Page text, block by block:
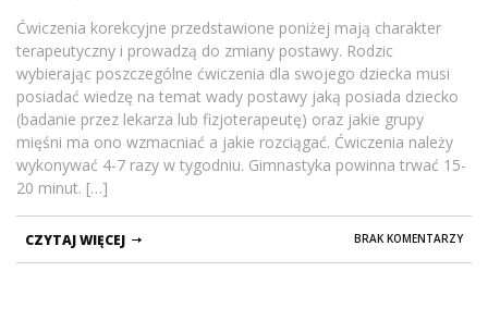
Ćwiczenia korekcyjne przedstawione poniżej mają charakter
terapeutyczny i prowadzą do zmiany postawy. Rodzic
wybierając poszczególne ćwiczenia dla swojego dziecka musi
posiadać wiedzę na temat wady postawy jaką posiada dziecko
(badanie przez lekarza lub fizjoterapeutę) oraz jakie grupy
mięśni ma ono wzmacniać a jakie rozciągać. Ćwiczenia należy
wykonywać 4-7 razy w tygodniu. Gimnastyka powinna trwać 15-
20 minut. […]
BRAK KOMENTARZY
CZYTAJ WIĘCEJ